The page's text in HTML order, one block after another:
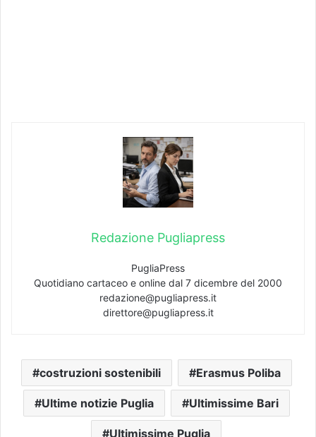
Redazione Pugliapress
PugliaPress
Quotidiano cartaceo e online dal 7 dicembre del 2000
redazione@pugliapress.it
direttore@pugliapress.it
costruzioni sostenibili Erasmus Poliba
Ultime notizie Puglia Ultimissime Bari
Ultimissime Puglia